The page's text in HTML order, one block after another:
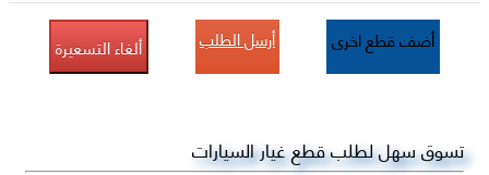
أضف قطع اخرى أرسل الطلب ألغاء التسعيرة
تسوق سهل لطلب قطع غيار السيارات